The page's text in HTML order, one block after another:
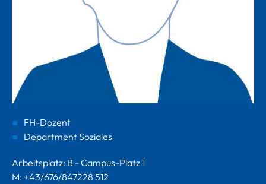
FH-Dozent
Department Soziales
Arbeitsplatz: B - Campus-Platz 1
M: +43/676/847228 512